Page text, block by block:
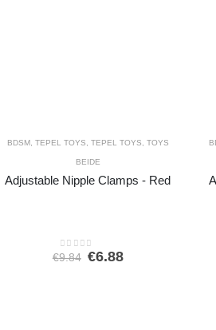
BDSM, TEPEL TOYS, TEPEL TOYS, TOYS
BEIDE
Adjustable Nipple Clamps - Red
0out of 5
€9.84 Oorspronkelijke
€6.88Huidige